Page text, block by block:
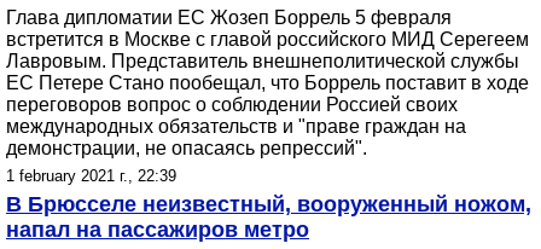
Глава дипломатии ЕС Жозеп Боррель 5 февраля
встретится в Москве с главой российского МИД Серегеем
Лавровым. Представитель внешнеполитической службы
ЕС Петере Стано пообещал, что Боррель поставит в ходе
переговоров вопрос о соблюдении Россией своих
международных обязательств и "праве граждан на
демонстрации, не опасаясь репрессий".
1 february 2021 г., 22:39
В Брюсселе неизвестный, вооруженный ножом,
напал на пассажиров метро